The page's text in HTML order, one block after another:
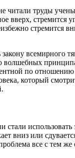
труды
стремится
стремится
всемирного
волшебных
по
который
вниз или
все с тем